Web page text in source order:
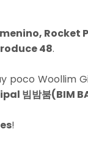
Rocket
48.
poco Woollim
빔밤붐(BIM
!